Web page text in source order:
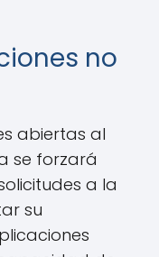
no
abiertas al
se forzará
a la
su